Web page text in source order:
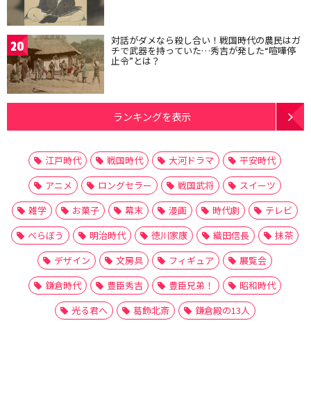
20 対話がダメなら殺し合い！戦国時代の農民はガ
チで武器を持っていた…秀吉が発した“喧嘩停
止令”とは？
ランキングを表示
江戸時代 戦国時代 大河ドラマ
平安時代
アニメ
ロングセラー 戦国武将
スイーツ
雑学
お菓子 幕末 漫画 時代劇
テレビ
べらぼう
明治時代 徳川家康 織田信長
抹茶
デザイン
文房具 フィギュア
展覧会
鎌倉時代
豊臣秀吉 豊臣兄弟！
昭和時代
光る君へ
葛飾北斎 鎌倉殿の13人